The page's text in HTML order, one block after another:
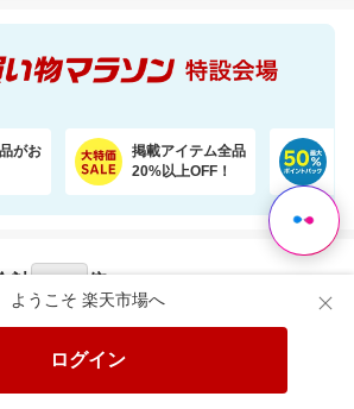
ようこそ 楽天市場へ
ログイン
がお
掲載アイテム全品
20%以上OFF！
合計 倍